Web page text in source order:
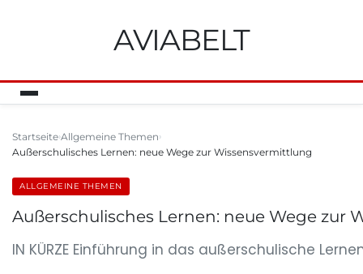
AVIABELT
Startseite Allgemeine Themen
Außerschulisches Lernen: neue Wege zur Wissensvermittlung
ALLGEMEINE THEMEN
Außerschulisches Lernen: neue Wege zur
IN KÜRZE Einführung in das außerschulische